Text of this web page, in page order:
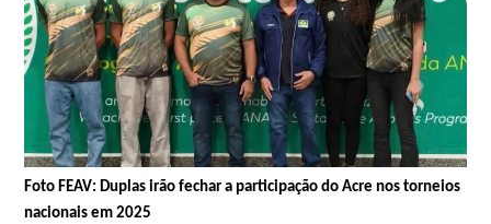
Foto FEAV: Duplas irão fechar a participação do Acre nos torneios
nacionais em 2025